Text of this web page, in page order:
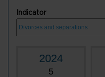
Indicator
2024
5